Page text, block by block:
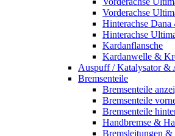
Vorderachse
Hinterachse Dana
Hinterachse
Kardanflansche
Kardanwelle &
Auspuff / Katalysator &
Bremsenteile
Bremsenteile
Bremsenteile
Bremsenteile
Handbremse &
Bremsleitungen &